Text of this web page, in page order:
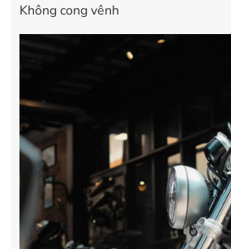
Không cong vênh